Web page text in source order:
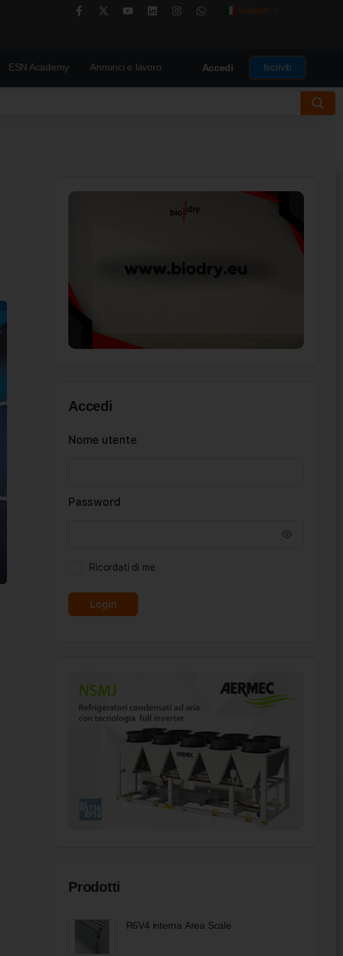
Italiano
ESN Academy Annunci e lavoro Accedi Iscriviti
Accedi
Nome utente
Password
Ricordati di me
Prodotti
R6V4 interna Area Scale